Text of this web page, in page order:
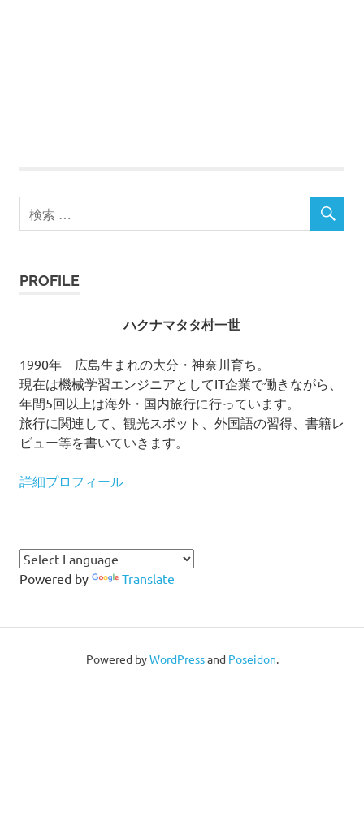
PROFILE
ハクナマタタ村一世
1990年 広島生まれの大分・神奈川育ち。
現在は機械学習エンジニアとしてIT企業で働きながら、
年間5回以上は海外・国内旅行に行っています。
旅行に関連して、観光スポット、外国語の習得、書籍レ
ビュー等を書いていきます。
詳細プロフィール
Powered by Translate
Powered byWordPressand Poseidon.